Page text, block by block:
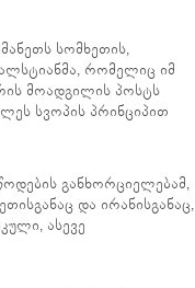
სომხეთის,
რომელიც იმ
მოადგილის პოსტს
სვოპის პრინციპით
განხორციელებამ,
და ირანისგანაც,
ასევე